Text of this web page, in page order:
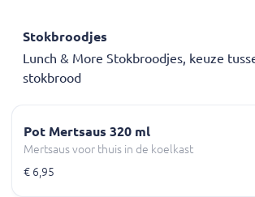
Stokbroodjes
Lunch & More Stokbroodjes, keuze
stokbrood
Pot Mertsaus 320 ml
Mertsaus voor thuis in de koelkast
€ 6,95